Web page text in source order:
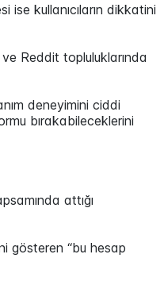
ise kullanıcıların dikkatini
ve Reddit topluluklarında
deneyimini ciddi
bırakabileceklerini
attığı
gösteren “bu hesap